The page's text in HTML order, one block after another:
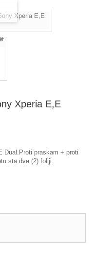
Xperia E,E
Dual.Proti praskam + proti
sta dve (2) foliji.